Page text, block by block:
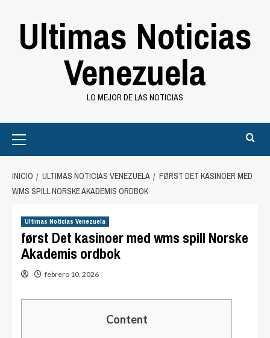
Ultimas Noticias
Venezuela
LO MEJOR DE LAS NOTICIAS
Menu
INICIO ULTIMAS NOTICIAS VENEZUELA
FØRST DET KASINOER MED
WMS SPILL NORSKE AKADEMIS ORDBOK
Ultimas Noticias Venezuela
først Det kasinoer med wms spill Norske
Akademis ordbok
febrero 10, 2026
Content